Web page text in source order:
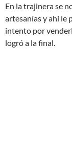
En la trajinera se
artesanías y ahi le
intento por
logró a la final.